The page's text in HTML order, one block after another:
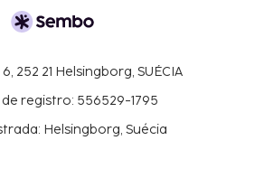
252 21 Helsingborg, SUÉCIA
registro: 556529-1795
Helsingborg, Suécia